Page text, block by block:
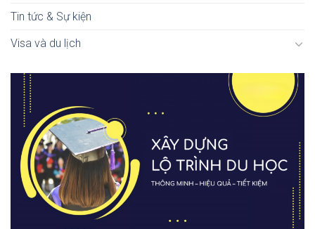
Tin tức & Sự kiện
Visa và du lịch